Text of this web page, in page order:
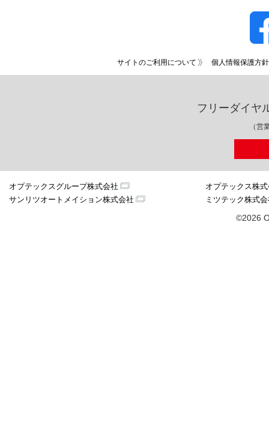
サイトのご利用について 個人情報保護方針
フリーダイヤ
（営
オプテックスグループ株式会社
オプテックス株
サンリツオートメイション株式会社
ミツテック株式
©2026